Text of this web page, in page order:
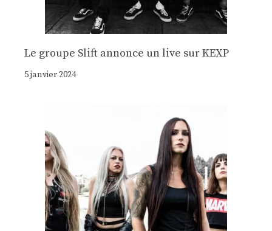
Le groupe Slift annonce un live sur KEXP
5 janvier 2024